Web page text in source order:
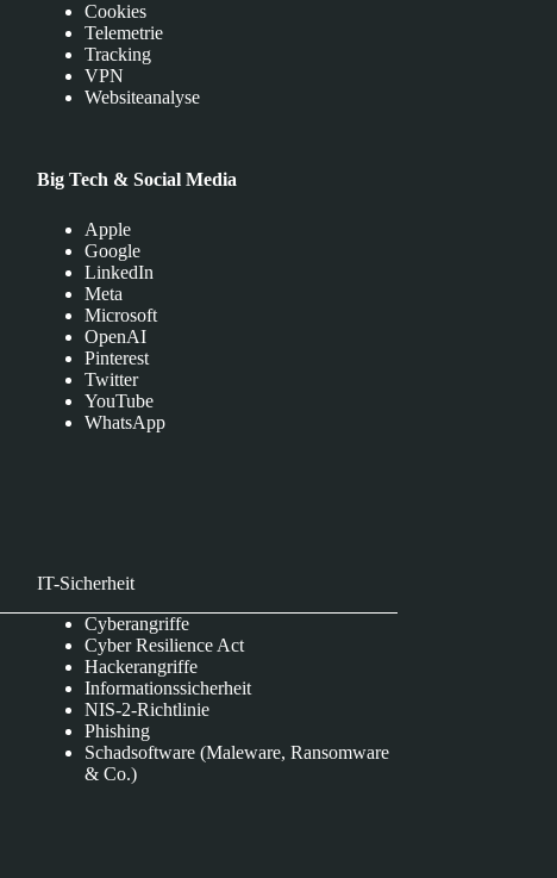
Cookies
Telemetrie
Tracking
VPN
Websiteanalyse
Big Tech & Social Media
Apple
Google
LinkedIn
Meta
Microsoft
OpenAI
Pinterest
Twitter
YouTube
WhatsApp
IT-Sicherheit
Cyberangriffe
Cyber Resilience Act
Hackerangriffe
Informationssicherheit
NIS-2-Richtlinie
Phishing
Schadsoftware (Maleware, Ransomware
& Co.)